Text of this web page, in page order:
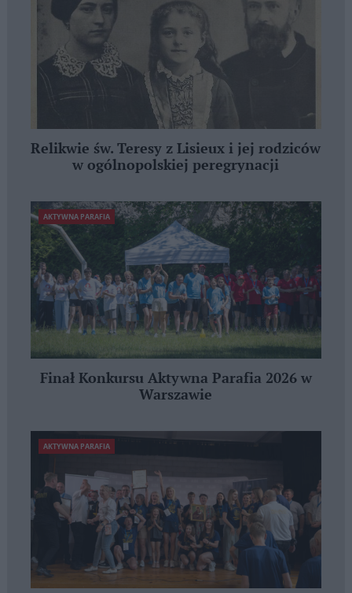
Relikwie św. Teresy z Lisieux i jej rodziców
w ogólnopolskiej peregrynacji
AKTYWNA PARAFIA
Finał Konkursu Aktywna Parafia 2026 w
Warszawie
AKTYWNA PARAFIA